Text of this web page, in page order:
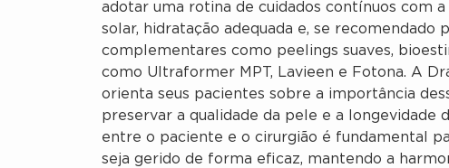
adotar uma rotina de cuidados contínuos com
solar, hidratação adequada e, se
complementares como peelings suaves,
como Ultraformer MPT, Lavieen e Fotona. A
orienta seus pacientes sobre a importância
preservar a qualidade da pele e a longevidade
entre o paciente e o cirurgião é fundamental
seja gerido de forma eficaz, mantendo a